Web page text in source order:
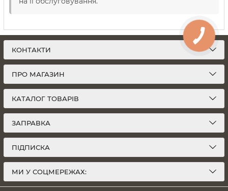
КОНТАКТИ
ПРО МАГАЗИН
КАТАЛОГ ТОВАРІВ
ЗАПРАВКА
ПІДПИСКА
МИ У СОЦМЕРЕЖАХ: